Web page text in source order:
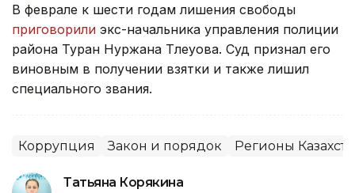
В феврале к шести годам лишения свободы
приговорили экс-начальника управления полиции
района Туран Нуржана Тлеуова. Суд признал его
виновным в получении взятки и также лишил
специального звания.
Коррупция Закон и порядок Регионы
Татьяна Корякина